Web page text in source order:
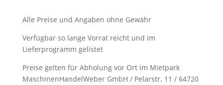
Alle Preise und Angaben ohne Gewähr
Verfügbar so lange Vorrat reicht und im
Lieferprogramm gelistet
Preise gelten für Abholung vor Ort im Mietpark
MaschinenHandelWeber GmbH / Pelarstr. 11 / 64720